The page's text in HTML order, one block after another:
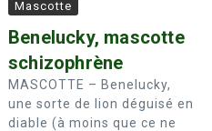
Mascotte
Benelucky, mascotte
schizophrène
MASCOTTE – Benelucky,
une sorte de lion déguisé en
diable (à moins que ce ne